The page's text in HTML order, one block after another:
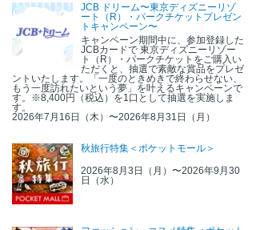
JCB ドリーム〜東京ディズニーリゾ
ート（R）・パークチケットプレゼン
トキャンペーン〜
キャンペーン期間中に、参加登録した
JCBカードで 東京ディズニーリゾー
ト（R）・パークチケットをご購入い
ただくと、抽選で素敵な賞品をプレゼ
ントいたします。「一度のときめきで終わらせない、
もう一度訪れたいという夢」を叶えるキャンペーンで
す。※8,400円（税込）を1口として抽選を実施しま
す。
2026年7月16日（木）〜2026年8月31日（月）
秋旅行特集＜ポケットモール＞
2026年8月3日（月）〜2026年9月30
日（水）